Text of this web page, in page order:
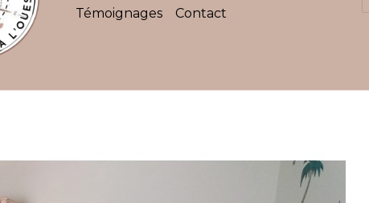
Témoignages Contact